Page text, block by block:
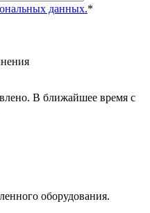
данных.*
В ближайшее время с
оборудования.